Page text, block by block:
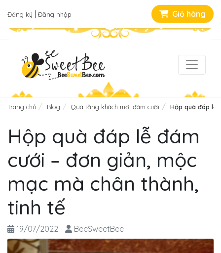
Đăng ký Đăng nhập Giỏ hàng
Trang chủ Blog Quà tặng khách mời đám cưới Hộp quà đáp lễ
Hộp quà đáp lễ đám
cưới – đơn giản, mộc
mạc mà chân thành,
tinh tế
19/07/2022 - BeeSweetBee